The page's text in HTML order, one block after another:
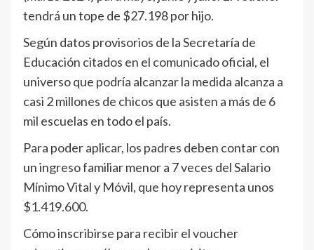
tendrá un tope de $27.198 por hijo.
Según datos provisorios de la Secretaría de
Educación citados en el comunicado oficial, el
universo que podría alcanzar la medida alcanza a
casi 2 millones de chicos que asisten a más de 6
mil escuelas en todo el país.
Para poder aplicar, los padres deben contar con
un ingreso familiar menor a 7 veces del Salario
Mínimo Vital y Móvil, que hoy representa unos
$1.419.600.
Cómo inscribirse para recibir el voucher